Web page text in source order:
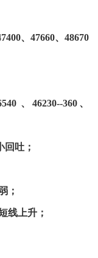
、47660、48670
、46230--360、
回吐；
；
线上升；